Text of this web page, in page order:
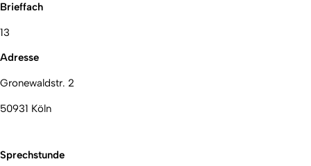
Brieffach
13
Adresse
Gronewaldstr. 2
50931 Köln
Sprechstunde